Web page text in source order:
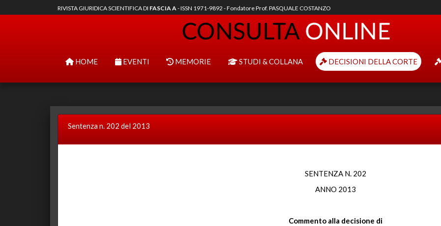
RIVISTA GIURIDICA SCIENTIFICA DI FASCIA A- ISSN 1971-9892 - Fondatore Prof. PASQUALE COSTANZO
HOME EVENTI MEMORIE STUDI & COLLANA DECISIONI DELLA CORTE
Sentenza n. 202 del 2013
SENTENZA N. 202
ANNO 2013
Commento alla decisione di